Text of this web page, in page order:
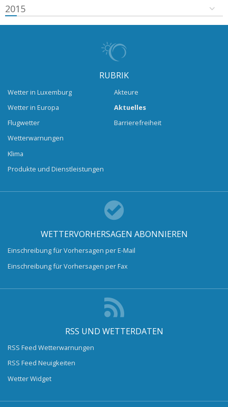
2015
RUBRIK
Wetter in Luxemburg
Wetter in Europa
Flugwetter
Wetterwarnungen
Klima
Produkte und Dienstleistungen
Akteure
Aktuelles
Barrierefreiheit
WETTERVORHERSAGEN ABONNIEREN
Einschreibung für Vorhersagen per E-Mail
Einschreibung für Vorhersagen per Fax
RSS UND WETTERDATEN
RSS Feed Wetterwarnungen
RSS Feed Neuigkeiten
Wetter Widget